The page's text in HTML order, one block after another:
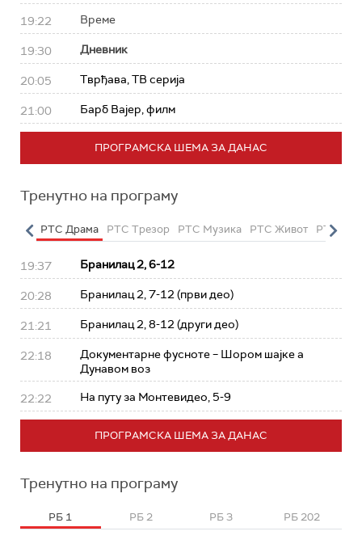
19:22 Време
19:30 Дневник
20:05 Тврђава, ТВ серија
21:00 Барб Вајер, филм
ПРОГРАМСКА ШЕМА ЗА ДАНАС
Тренутно на програму
РТС Драма РТС Трезор РТС Музика РТС Живот РТС
19:37 Бранилац 2, 6-12
20:28 Бранилац 2, 7-12 (први део)
21:21 Бранилац 2, 8-12 (други део)
22:18
Документарне фусноте – Шором шајке а
Дунавом воз
22:22 На путу за Монтевидео, 5-9
ПРОГРАМСКА ШЕМА ЗА ДАНАС
Тренутно на програму
РБ 1 РБ 2 РБ 3 РБ 202